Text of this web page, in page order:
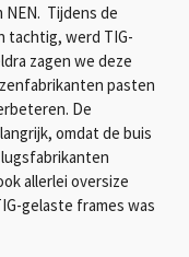
Tijdens de
tachtig, werd TIG-
zagen we deze
pasten
De
omdat de buis
allerlei oversize
gelaste frames was